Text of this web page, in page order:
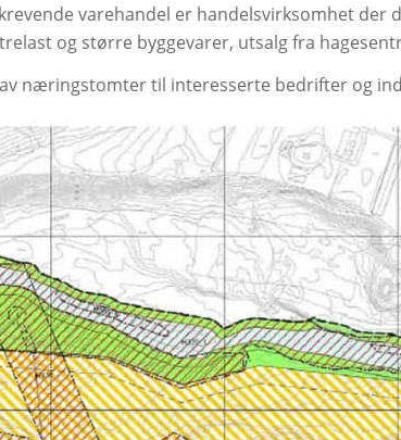
varehandel er handelsvirksomhet der
og større byggevarer, utsalg fra
næringstomter til interesserte bedrifter og